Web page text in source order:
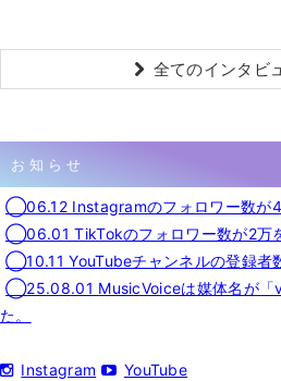
全てのインタビ
お知らせ
◯06.12 Instagramのフォロワー数が4
◯06.01 TikTokのフォロワー数が2万
◯10.11 YouTubeチャンネルの登録者
◯25.08.01 MusicVoiceは媒体名が「
た。
Instagram YouTube